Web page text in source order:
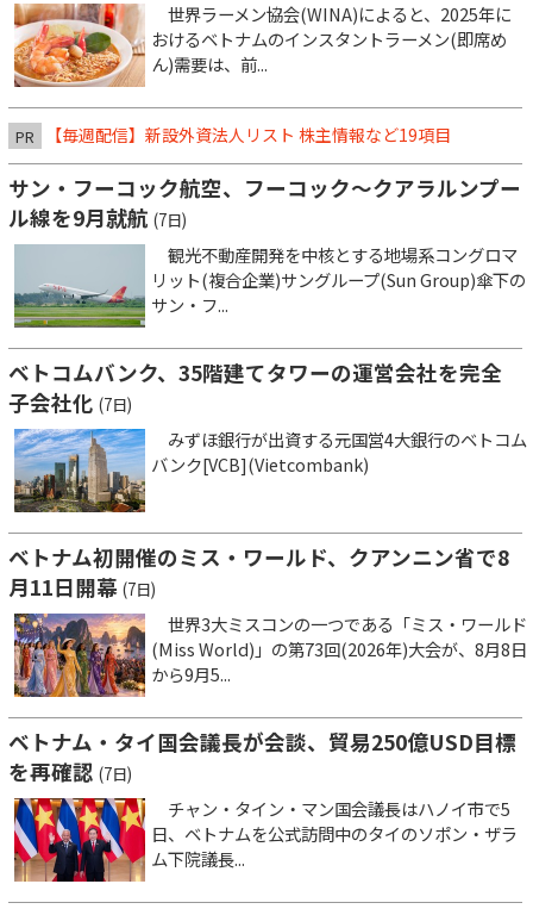
世界ラーメン協会(WINA)によると、2025年に
おけるベトナムのインスタントラーメン(即席め
ん)需要は、前...
PR 【毎週配信】新設外資法人リスト 株主情報など19項目
サン・フーコック航空、フーコック～クアラルンプー
ル線を9月就航 (7日)
観光不動産開発を中核とする地場系コングロマ
リット(複合企業)サングループ(Sun Group)傘下の
サン・フ...
ベトコムバンク、35階建てタワーの運営会社を完全
子会社化 (7日)
みずほ銀行が出資する元国営4大銀行のベトコム
バンク[VCB](Vietcombank)
ベトナム初開催のミス・ワールド、クアンニン省で8
月11日開幕 (7日)
世界3大ミスコンの一つである「ミス・ワールド
(Miss World)」の第73回(2026年)大会が、8月8日
から9月5...
ベトナム・タイ国会議長が会談、貿易250億USD目標
を再確認 (7日)
チャン・タイン・マン国会議長はハノイ市で5
日、ベトナムを公式訪問中のタイのソポン・ザラ
ム下院議長...